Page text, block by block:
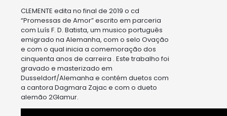
CLEMENTE edita no final de 2019 o cd
“Promessas de Amor” escrito em parceria
com Luís F. D. Batista, um musico português
emigrado na Alemanha, com o selo Ovação
e com o qual inicia a comemoração dos
cinquenta anos de carreira . Este trabalho foi
gravado e masterizado em
Dusseldorf/Alemanha e contém duetos com
a cantora Dagmara Zajac e com o dueto
alemão 2Glamur.